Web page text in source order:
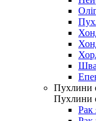
Пухлини
Пухлини
Рак